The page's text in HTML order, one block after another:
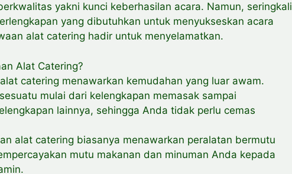
yakni kunci keberhasilan acara. Namun, seringkali
yang dibutuhkan untuk menyukseskan acara
alat catering hadir untuk menyelamatkan.
Alat Catering?
catering menawarkan kemudahan yang luar awam.
mulai dari kelengkapan memasak sampai
lainnya, sehingga Anda tidak perlu cemas
alat catering biasanya menawarkan peralatan bermutu
mutu makanan dan minuman Anda kepada